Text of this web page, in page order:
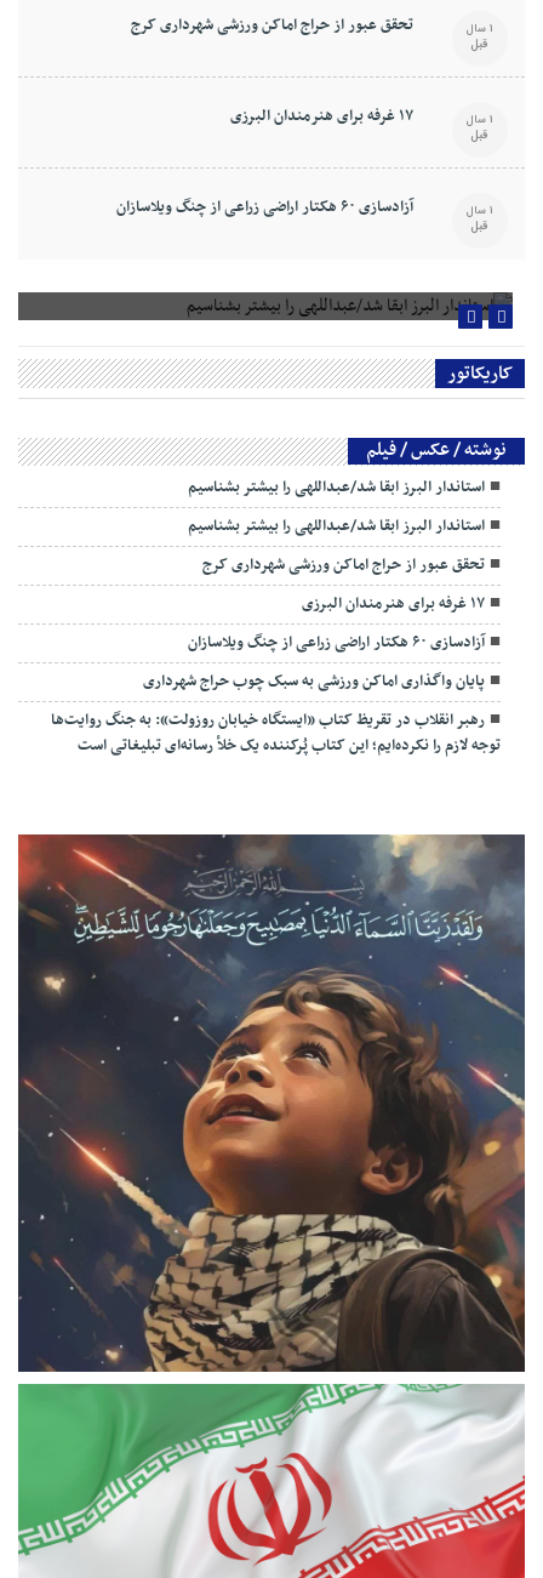
تحقق عبور از حراج اماکن ورزشی شهرداری کرج 1 سال
قبل
۱۷ غرفه برای هنرمندان البرزی 1 سال
قبل
آزادسازی ۶۰ هکتار اراضی زراعی از چنگ ویلاسازان 1 سال
قبل
کاریکاتور
نوشته / عکس / فیلم
استاندار البرز ابقا شد/عبداللهی را بیشتر بشناسیم
استاندار البرز ابقا شد/عبداللهی را بیشتر بشناسیم
تحقق عبور از حراج اماکن ورزشی شهرداری کرج
۱۷ غرفه برای هنرمندان البرزی
آزادسازی ۶۰ هکتار اراضی زراعی از چنگ ویلاسازان
پایان واگذاری اماکن ورزشی به سبک چوب حراج شهرداری
رهبر انقلاب در تقریظ کتاب «ایستگاه خیابان روزولت»: به جنگ روایت‌ها
توجه لازم را نکرده‌ایم؛ این کتاب پُرکننده‌ یک خلأ رسانه‌ای تبلیغاتی است